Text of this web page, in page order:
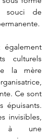
souci de
également
culturels
la mère
Ce sont
épuisants.
invisibles,
à une